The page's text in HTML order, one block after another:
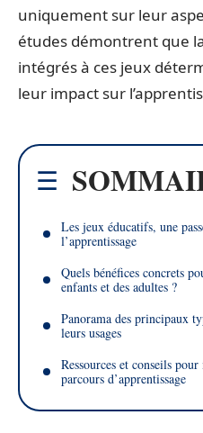
uniquement sur leur
études démontrent que
intégrés à ces jeux
leur impact sur
Les jeux éducatifs, une
l’apprentissage
Quels bénéfices concrets
enfants et des adultes ?
Panorama des principaux
leurs usages
Ressources et conseils
parcours d’apprentissage